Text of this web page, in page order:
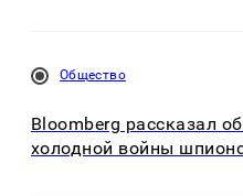
Общество
Bloomberg рассказал
холодной войны